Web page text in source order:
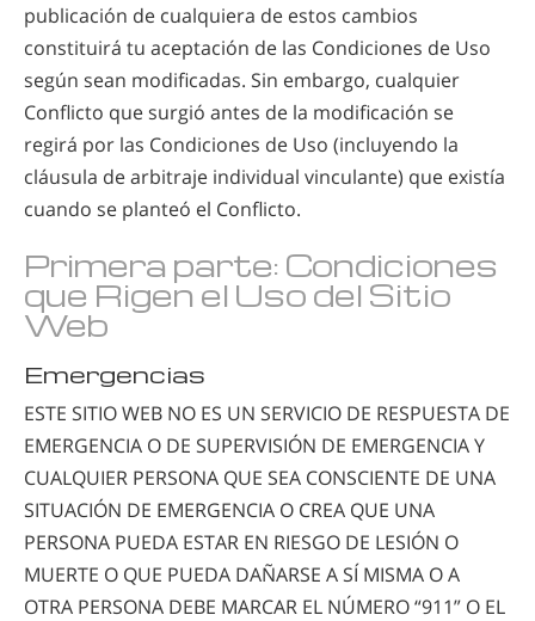
publicación de cualquiera de estos cambios
constituirá tu aceptación de las Condiciones de Uso
según sean modificadas. Sin embargo, cualquier
Conflicto que surgió antes de la modificación se
regirá por las Condiciones de Uso (incluyendo la
cláusula de arbitraje individual vinculante) que existía
cuando se planteó el Conflicto.
Primera parte: Condiciones
que Rigen el Uso del Sitio
Web
Emergencias
ESTE SITIO WEB NO ES UN SERVICIO DE RESPUESTA DE
EMERGENCIA O DE SUPERVISIÓN DE EMERGENCIA Y
CUALQUIER PERSONA QUE SEA CONSCIENTE DE UNA
SITUACIÓN DE EMERGENCIA O CREA QUE UNA
PERSONA PUEDA ESTAR EN RIESGO DE LESIÓN O
MUERTE O QUE PUEDA DAÑARSE A SÍ MISMA O A
OTRA PERSONA DEBE MARCAR EL NÚMERO “911” O EL